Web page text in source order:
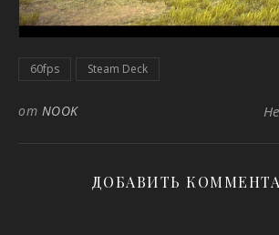
60fps Steam Deck
от NOOK
ДОБАВИТЬ